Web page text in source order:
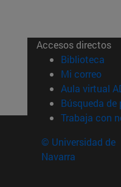
Accesos directos
Biblioteca
Mi correo
Aula virtual
Búsqueda de
Trabaja con
© Universidad de
Navarra